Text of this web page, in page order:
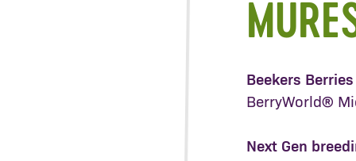
Beekers
BerryWorld®
Next Gen